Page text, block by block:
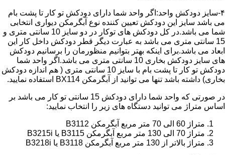
۴-سایز دودکش واحد:اگر واحد شما دارای دودکش تو کار تا پشت بام
می باشد سایز این دودکش تعیین کننده نوع آبگرمکن دیواری انتخابی
شما می باشد.در کل دودکش های توکار در دو سایز 10 سانتی متری و
15 سانتی متری می باشد به عبارت دیگر قطر دودکش داخل کار این
ابعاد می باشد.برای اینکه بهتر بتوانیم منظورمان را برسانیم دودکش
های سایز دودکش بخاری 10 سانتی متری می باشد.اگر واحد شما
دودکش تو کار تا پشت بام با سایز 10 سانتی متری ( هم اندازه دودکش
بخاری) داشته باشد تنها می توانید از آبگرمکن BX114 استفاده نمایید.
در صورتی که واحد شما دارای دودکش 15 سانتی تو کار می باشد بر
اساس متراژ می توانید دستگاه های زیر را انتخاب نمایید:
متراژ 60 الی 70 متر مربع آبگرمکن B3112
متراژ 70 الی 130 متر مربع آبگرمکن B3115 یا B3215i
متراژ بالاتر از 130 متر مربع آبگرمکن B3118 یا B3218i